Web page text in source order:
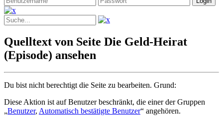
Quelltext von Seite Die Geld-Heirat
(Episode) ansehen
Du bist nicht berechtigt die Seite zu bearbeiten. Grund:
Diese Aktion ist auf Benutzer beschränkt, die einer der Gruppen
„Benutzer, Automatisch bestätigte Benutzer“ angehören.